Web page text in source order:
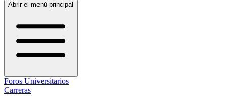
Abrir el menú principal
Foros Universitarios
Carreras